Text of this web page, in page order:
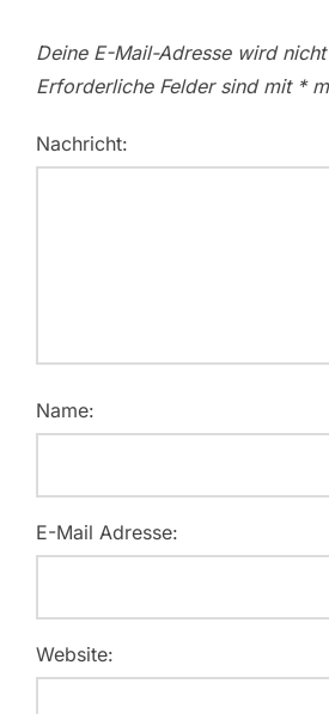
Deine E-Mail-Adresse wird
Erforderliche Felder sind mit *
Nachricht:
Name:
E-Mail Adresse:
Website: